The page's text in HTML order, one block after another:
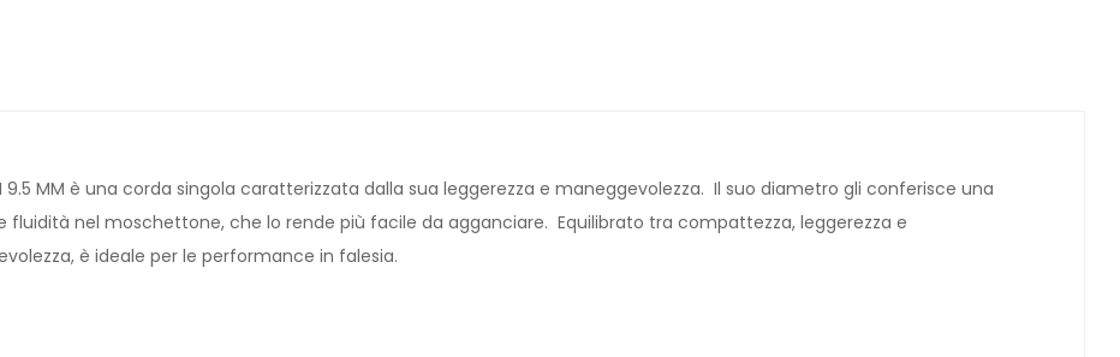
9.5 MM è una corda singola caratterizzata dalla sua leggerezza e maneggevolezza. Il suo diametro gli conferisce una
fluidità nel moschettone, che lo rende più facile da agganciare. Equilibrato tra compattezza, leggerezza e
è ideale per le performance in falesia.